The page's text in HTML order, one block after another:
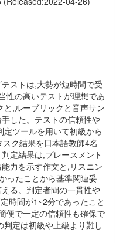
ストは,大勢が短時間で受
性の高いテストが理想であ
,ルーブリックと音声サン
した。テストの信頼性や
ツールを用いて初級から
ク結果を日本語教師4名
定結果は,プレースメント
力を示す作文と,リスニン
ったことから基準関連妥
る。判定者間の一貫性や
時間が1~2分であったこと
便で一定の信頼性も確保で
定は初級や上級より難し